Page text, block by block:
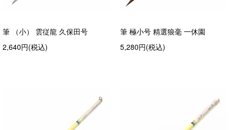
筆 （小） 雲従龍 久保田号
2,640円(税込)
筆 極小号 精選狼毫 一休園
5,280円(税込)